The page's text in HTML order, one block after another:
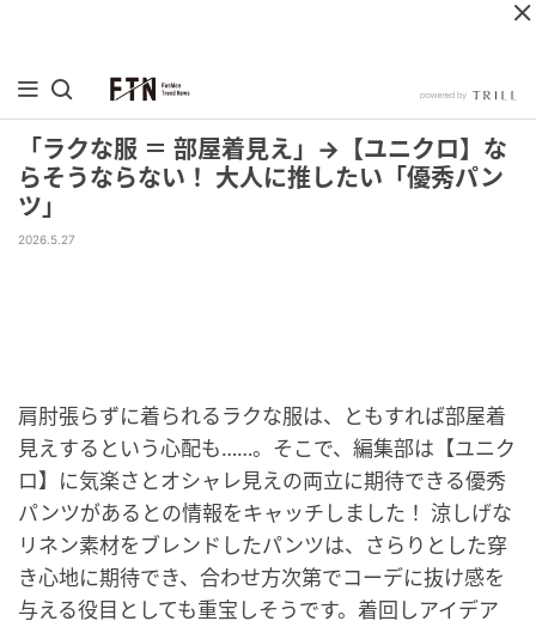
「ラクな服 ＝ 部屋着見え」→【ユニクロ】な
らそうならない！ 大人に推したい「優秀パン
ツ」
2026.5.27
肩肘張らずに着られるラクな服は、ともすれば部屋着
見えするという心配も……。そこで、編集部は【ユニク
ロ】に気楽さとオシャレ見えの両立に期待できる優秀
パンツがあるとの情報をキャッチしました！ 涼しげな
リネン素材をブレンドしたパンツは、さらりとした穿
き心地に期待でき、合わせ方次第でコーデに抜け感を
与える役目としても重宝しそうです。着回しアイデア